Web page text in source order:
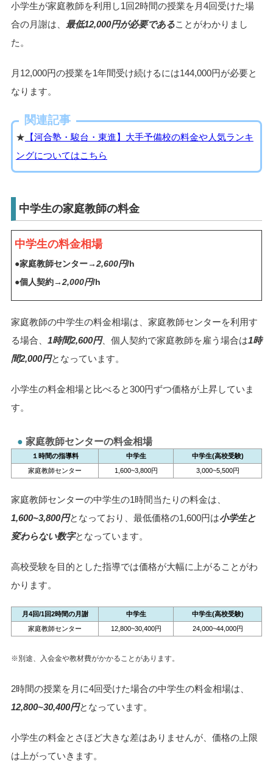
小学生が家庭教師を利用し1回2時間の授業を月4回受けた場
合の月謝は、 最低12,000円が必要であることがわかりまし
た。
月12,000円の授業を1年間受け続けるには144,000円が必要と
なります。
関連記事
★ 【河合塾・駿台・東進】大手予備校の料金や人気ランキ
ングについてはこちら
中学生の家庭教師の料金
中学生の料金相場
●家庭教師センター→2,600円/h
●個人契約→2,000円/h
家庭教師の中学生の料金相場は、家庭教師センターを利用す
る場合、 1時間2,600円、個人契約で家庭教師を雇う場合は1時
間2,000円となっています。
小学生の料金相場と比べると300円ずつ価格が上昇していま
す。
家庭教師センターの料金相場
１時間の指導料 中学生
中学生(高校受験)
家庭教師センター
1,600~3,800円 3,000~5,500円
家庭教師センターの中学生の1時間当たりの料金は、
1,600~3,800円となっており、最低価格の1,600円は小学生と
変わらない数字となっています。
高校受験を目的とした指導では価格が大幅に上がることがわ
かります。
月4回/1回2時間の月謝 中学生
中学生(高校受験)
家庭教師センター
12,800~30,400円 24,000~44,000円
※別途、入会金や教材費がかかることがあります。
2時間の授業を月に4回受けた場合の中学生の料金相場は、
12,800~30,400円となっています。
小学生の料金とさほど大きな差はありませんが、価格の上限
は上がっていきます。